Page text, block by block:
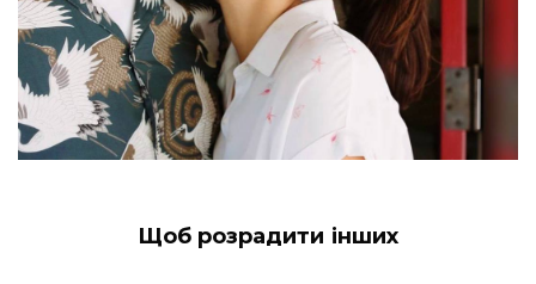
Щоб розрадити інших